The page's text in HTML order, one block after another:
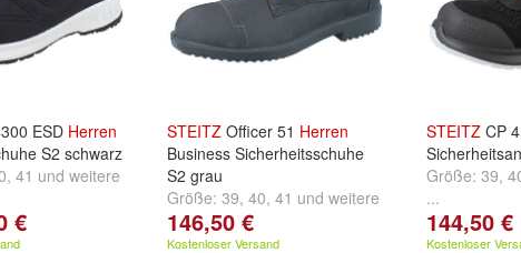
ESD Herren
S2 schwarz
, 41 und weitere
€
STEITZ Officer 51 Herren
Business Sicherheitsschuhe
S2 grau
Größe: 39, 40, 41 und weitere
...
146,50 €
Kostenloser Versand
STEITZ CP
Größe: 39,
...
144,50 €
Kostenloser